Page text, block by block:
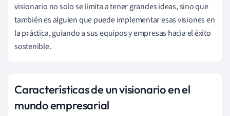
visionario no solo se limita a tener grandes ideas, sino que
también es alguien que puede implementar esas visiones en
la práctica, guiando a sus equipos y empresas hacia el éxito
sostenible.
Características de un visionario en el
mundo empresarial